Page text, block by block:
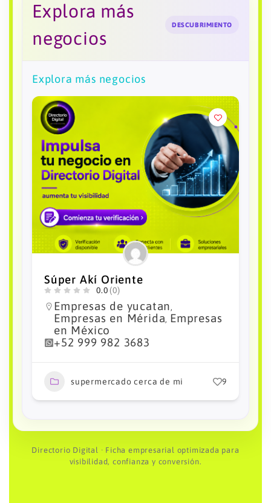
Explora más
negocios
DESCUBRIMIENTO
Explora más negocios
Súper Akí Mercado
0.0 (0)
Empresas de yucatan,
Empresas en Mérida, Empresas
en México
+52 999 923 6748
supermercado cerca de mi 3
Directorio Digital · Ficha empresarial optimizada para
visibilidad, confianza y conversión.